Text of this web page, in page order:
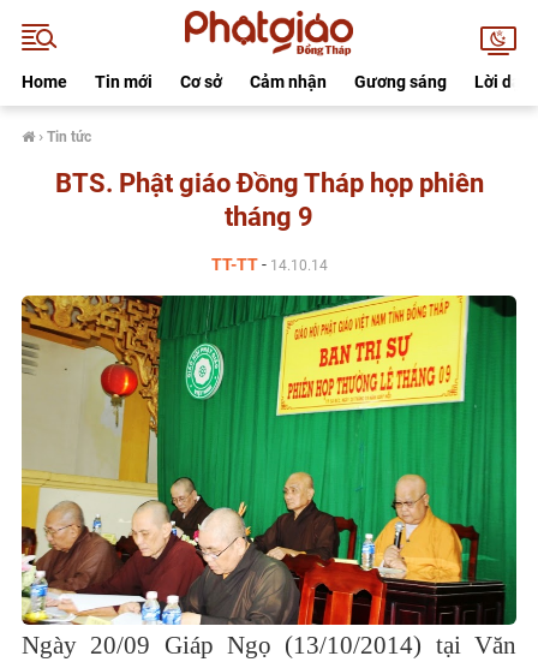
Home Tin mới Cơ sở Cảm nhận Gương sáng Lời dạy
› Tin tức
BTS. Phật giáo Đồng Tháp họp phiên
tháng 9
TT-TT- 14.10.14
Ngày 20/09 Giáp Ngọ (13/10/2014) tại Văn